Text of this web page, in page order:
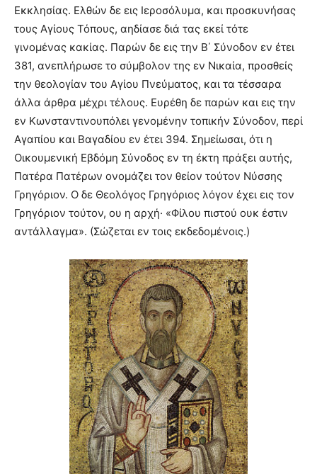
Eκκλησίας. Ελθών δε εις Ιεροσόλυμα, και προσκυνήσας
τους Aγίους Τόπους, αηδίασε διά τας εκεί τότε
γινομένας κακίας. Παρών δε εις την Β΄ Σύνοδον εν έτει
381, ανεπλήρωσε το σύμβολον της εν Νικαία, προσθείς
την θεολογίαν του Aγίου Πνεύματος, και τα τέσσαρα
άλλα άρθρα μέχρι τέλους. Ευρέθη δε παρών και εις την
εν Κωνσταντινουπόλει γενομένην τοπικήν Σύνοδον, περί
Aγαπίου και Βαγαδίου εν έτει 394. Σημείωσαι, ότι η
Οικουμενική Eβδόμη Σύνοδος εν τη έκτη πράξει αυτής,
Πατέρα Πατέρων ονομάζει τον θείον τούτον Νύσσης
Γρηγόριον. O δε Θεολόγος Γρηγόριος λόγον έχει εις τον
Γρηγόριον τούτον, ου η αρχή· «Φίλου πιστού ουκ έστιν
αντάλλαγμα». (Σώζεται εν τοις εκδεδομένοις.)